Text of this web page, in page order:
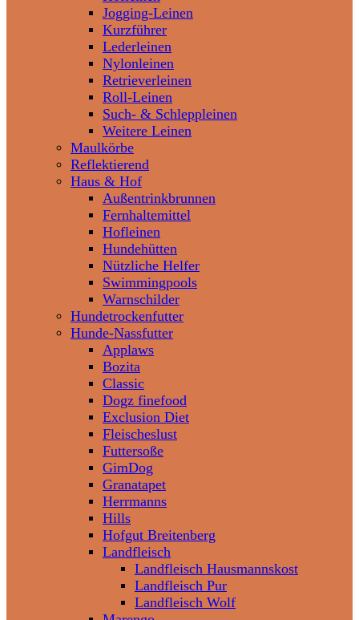
Jogging-Leinen
Kurzführer
Lederleinen
Nylonleinen
Retrieverleinen
Roll-Leinen
Such- & Schleppleinen
Weitere Leinen
Maulkörbe
Reflektierend
Haus & Hof
Außentrinkbrunnen
Fernhaltemittel
Hofleinen
Hundehütten
Nützliche Helfer
Swimmingpools
Warnschilder
Hundetrockenfutter
Hunde-Nassfutter
Applaws
Bozita
Classic
Dogz finefood
Exclusion Diet
Fleischeslust
Futtersoße
GimDog
Granatapet
Herrmanns
Hills
Hofgut Breitenberg
Landfleisch
Landfleisch Hausmannskost
Landfleisch Pur
Landfleisch Wolf